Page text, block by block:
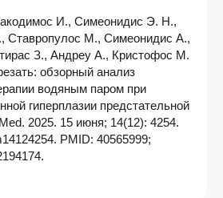
И., Симеонидис Э. Н.,
Ставропулос М., Симеонидис А.,
З., Андреу А., Кристофос М.
обзорный анализ
водяным паром при
гиперплазии предстательной
2025. 15 июня; 14(12): 4254.
PMID: 40565999;